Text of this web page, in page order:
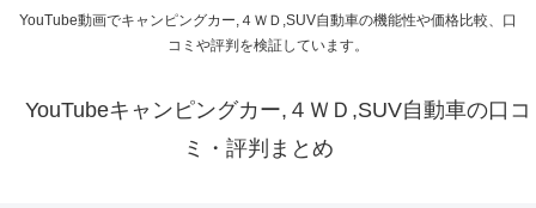
YouTube動画でキャンピングカー,４ＷＤ,SUV自動車の機能性や価格比較、口
コミや評判を検証しています。
YouTubeキャンピングカー,４ＷＤ,SUV自動車の口コ
ミ・評判まとめ